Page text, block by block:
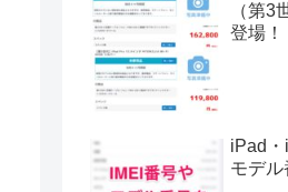
（第3
登場！
iPad・
モデ